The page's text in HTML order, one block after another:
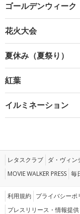
ゴールデンウィーク
花火大会
夏休み（夏祭り）
紅葉
イルミネーション
レタスクラブ ダ・ヴィン
MOVIE WALKER PRESS 毎
利用規約 プライバシーポ
プレスリリース・情報提供